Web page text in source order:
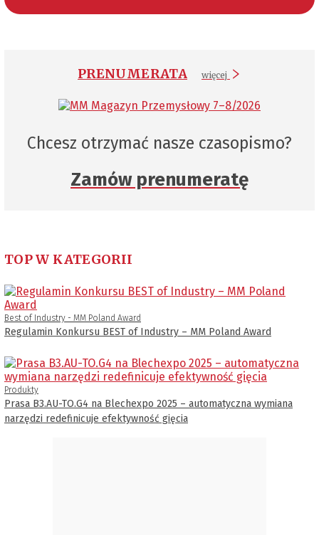
PRENUMERATA więcej
Chcesz otrzymać nasze czasopismo?
Zamów prenumeratę
TOP W KATEGORII
Best of Industry - MM Poland Award
Regulamin Konkursu BEST of Industry – MM Poland Award
Produkty
Prasa B3.AU-TO.G4 na Blechexpo 2025 – automatyczna wymiana
narzędzi redefinicuje efektywność gięcia